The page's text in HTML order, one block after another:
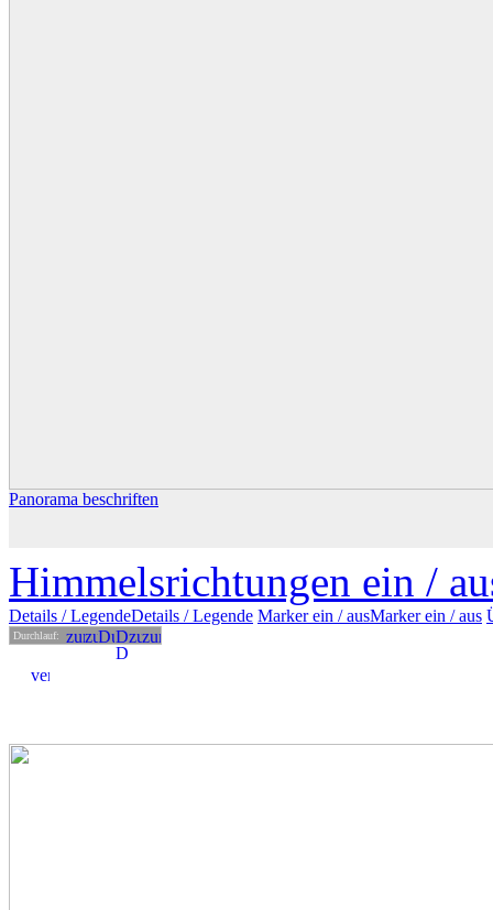
Panorama beschriften
Himmelsrichtungen ein /
Details / LegendeDetails /Legende Marker ein /ausMarkerein / aus
Durchlauf: